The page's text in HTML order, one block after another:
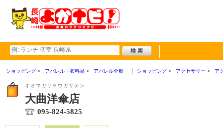
ショッピング アパレル・衣料品 アパレル全般 ショッピング アクセサリー ア
オオマガリヨウガサテン
大曲洋傘店
095-824-5825